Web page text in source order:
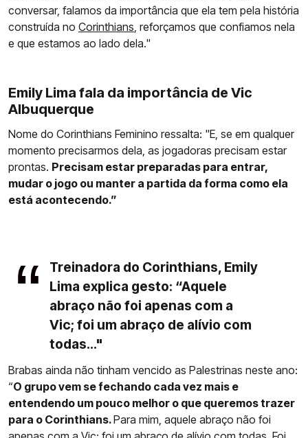
conversar, falamos da importância que ela tem pela história
construída no Corinthians , reforçamos que confiamos nela
e que estamos ao lado dela."
Emily Lima fala da importância de Vic
Albuquerque
Nome do Corinthians Feminino ressalta: "E, se em qualquer
momento precisarmos dela, as jogadoras precisam estar
prontas. Precisam estar preparadas para entrar,
mudar o jogo ou manter a partida da forma como ela
está acontecendo.”
Treinadora do Corinthians, Emily
Lima explica gesto: “Aquele
abraço não foi apenas com a
Vic; foi um abraço de alívio com
todas..."
Brabas ainda não tinham vencido as Palestrinas neste ano:
“O grupo vem se fechando cada vez mais e
entendendo um pouco melhor o que queremos trazer
para o Corinthians.Para mim, aquele abraço não foi